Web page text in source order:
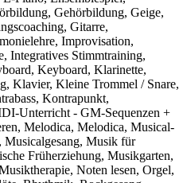
Gehörbildung, Geige,
Gitarre,
Improvisation,
Integratives Stimmtraining,
Keyboard, Klarinette,
Klavier, Kleine Trommel / Snare,
Kontrapunkt,
Unterricht - GM-Sequenzen +
Melodica, Melodica, Musical-
Musik für
Früherziehung, Musikgarten,
Noten lesen, Orgel,